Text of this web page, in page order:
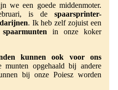
we een goede middenmoter.
is de spaarsprinter-
. Ik heb zelf zojuist een
in onze koker
kunnen ook voor ons
munten opgehaald bij andere
bij onze Poiesz worden